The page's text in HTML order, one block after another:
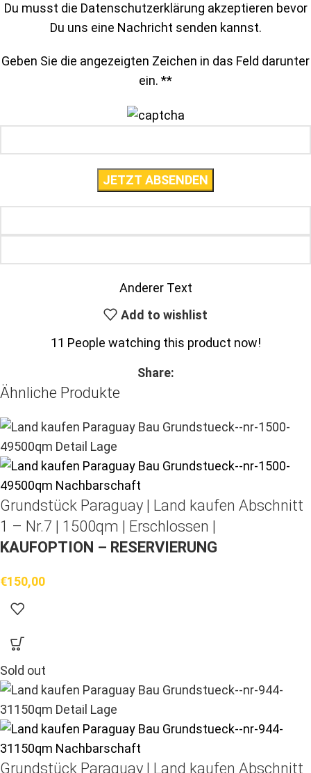
Du musst die Datenschutzerklärung akzeptieren bevor
Du uns eine Nachricht senden kannst.
Geben Sie die angezeigten Zeichen in das Feld darunter
ein. **
Anderer Text
Add to wishlist
11 People watching this product now!
Share:
Ähnliche Produkte
Grundstück Paraguay | Land kaufen Abschnitt
1 – Nr.7 | 1500qm | Erschlossen |
KAUFOPTION – RESERVIERUNG
€150,00
Sold out
Grundstück Paraguay | Land kaufen Abschnitt